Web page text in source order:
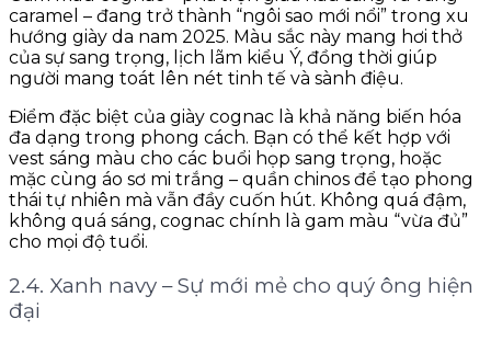
caramel – đang trở thành “ngôi sao mới nổi” trong xu
hướng giày da nam 2025. Màu sắc này mang hơi thở
của sự sang trọng, lịch lãm kiểu Ý, đồng thời giúp
người mang toát lên nét tinh tế và sành điệu.
Điểm đặc biệt của giày cognac là khả năng biến hóa
đa dạng trong phong cách. Bạn có thể kết hợp với
vest sáng màu cho các buổi họp sang trọng, hoặc
mặc cùng áo sơ mi trắng – quần chinos để tạo phong
thái tự nhiên mà vẫn đầy cuốn hút. Không quá đậm,
không quá sáng, cognac chính là gam màu “vừa đủ”
cho mọi độ tuổi.
2.4. Xanh navy – Sự mới mẻ cho quý ông hiện
đại